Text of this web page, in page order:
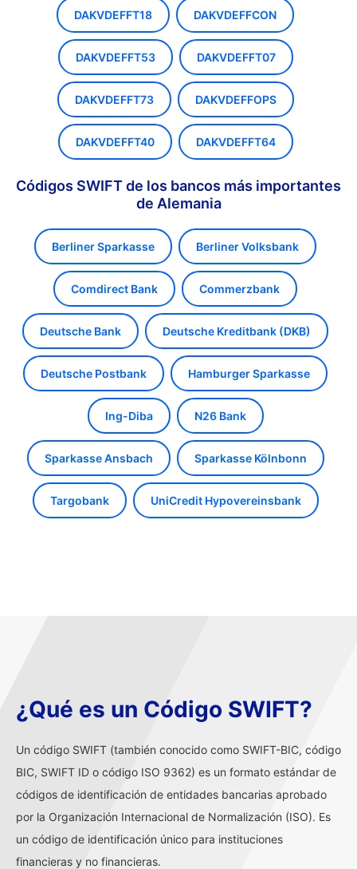
DAKVDEFFT18 DAKVDEFFCON
DAKVDEFFT53 DAKVDEFFT07
DAKVDEFFT73 DAKVDEFFOPS
DAKVDEFFT40 DAKVDEFFT64
Códigos SWIFT de los bancos más importantes
de Alemania
Berliner Sparkasse Berliner Volksbank
Comdirect Bank Commerzbank
Deutsche Bank Deutsche Kreditbank (DKB)
Deutsche Postbank Hamburger Sparkasse
Ing-Diba N26 Bank
Sparkasse Ansbach Sparkasse Kölnbonn
Targobank UniCredit Hypovereinsbank
¿Qué es un Código SWIFT?
Un código SWIFT (también conocido como SWIFT-BIC, código
BIC, SWIFT ID o código ISO 9362) es un formato estándar de
códigos de identificación de entidades bancarias aprobado
por la Organización Internacional de Normalización (ISO). Es
un código de identificación único para instituciones
financieras y no financieras.